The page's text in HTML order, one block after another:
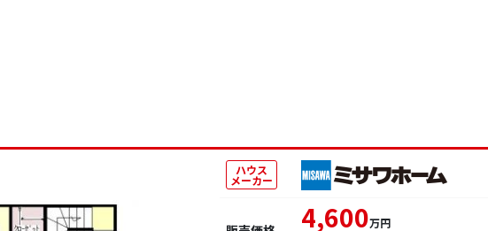
ハウス
メーカー
4,600万円